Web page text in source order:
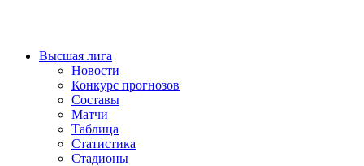
Высшая лига
Новости
Конкурс прогнозов
Составы
Матчи
Таблица
Статистика
Стадионы